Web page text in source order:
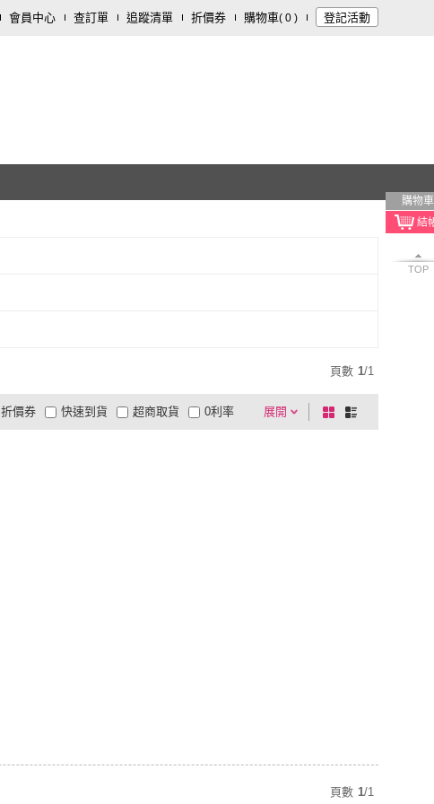
會員中心 查訂單 追蹤清單 折價券 購物車( 0 ) 登記活動
購物車
TOP
頁數 1/1
展開
折價券
有影片
商品有量 電視購物
快速到貨 超商取貨 0利率
棋
盤
列
頁數 1/1